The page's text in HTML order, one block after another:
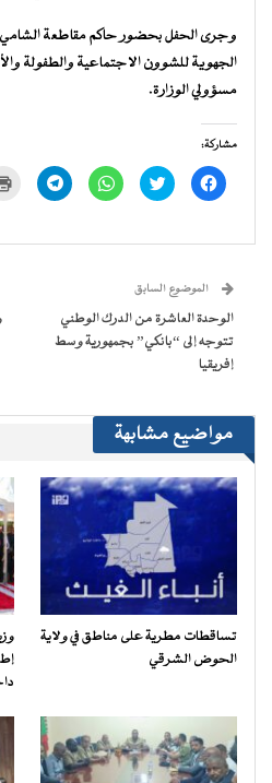
وجرى الحفل بحضور حاكم مقاطعة الشامي
الجهوية للشوون الاجتماعية والطفولة
مسؤولي الوزارة.
مشاركة:
انقر
للمشاركة
في
اضغط
للمشاركة
في
انقر
للمشاركة
في
انقر
في
الموضوع السابق
الوحدة العاشرة من الدرك الوطني
تتوجه إلى “بانكي” بجمهورية وسط
إفريقيا
مواضيع مشابهة
تساقطات مطرية على مناطق في ولاية
الحوض الشرقي